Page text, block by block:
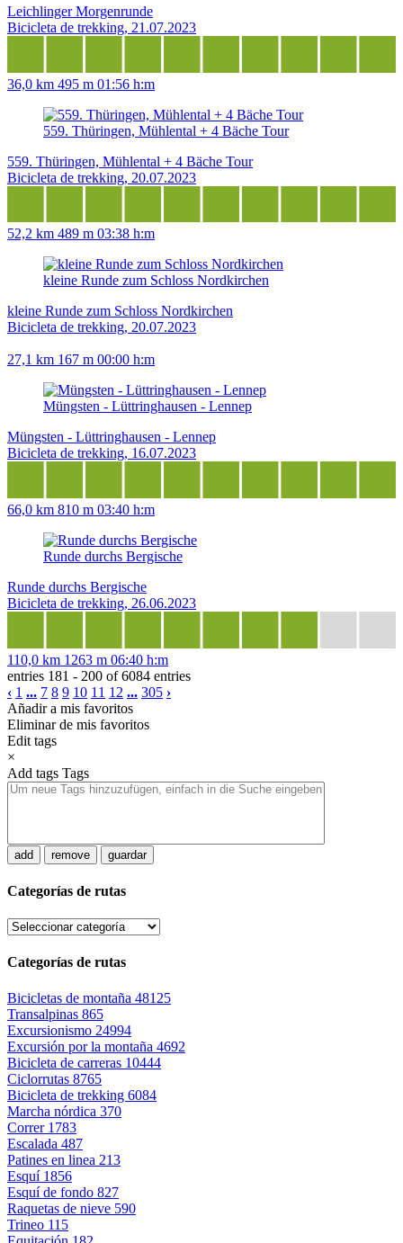
Leichlinger Morgenrunde
Bicicleta de trekking, 21.07.2023
36,0 km 495 m 01:56 h:m
559. Thüringen, Mühlental + 4 Bäche Tour
559. Thüringen, Mühlental + 4 Bäche Tour
Bicicleta de trekking, 20.07.2023
52,2 km 489 m 03:38 h:m
kleine Runde zum Schloss Nordkirchen
kleine Runde zum Schloss Nordkirchen
Bicicleta de trekking, 20.07.2023
27,1 km 167 m 00:00 h:m
Müngsten - Lüttringhausen - Lennep
Müngsten - Lüttringhausen - Lennep
Bicicleta de trekking, 16.07.2023
66,0 km 810 m 03:40 h:m
Runde durchs Bergische
Runde durchs Bergische
Bicicleta de trekking, 26.06.2023
110,0 km 1263 m 06:40 h:m
entries 181 - 200 of 6084 entries
‹ 1 ... 7 8 9 10 11 12 ... 305 ›
Añadir a mis favoritos
Eliminar de mis favoritos
Edit tags
×
Add tags Tags
add remove guardar
Categorías de rutas
Categorías de rutas
Bicicletas de montaña 48125
Transalpinas 865
Excursionismo 24994
Excursión por la montaña 4692
Bicicleta de carreras 10444
Ciclorrutas 8765
Bicicleta de trekking 6084
Marcha nórdica 370
Correr 1783
Escalada 487
Patines en linea 213
Esquí 1856
Esquí de fondo 827
Raquetas de nieve 590
Trineo 115